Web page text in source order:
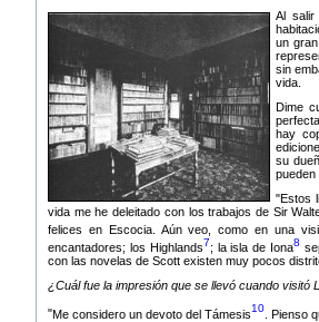
Al salir
un
sin
vida.
Dime
hay
su
pueden
Estos
vida me he deleitado con los trabajos de Sir
felices en Escocia. Aún veo, como en una
encantadores; los Highlands7; la isla de Iona8
con las novelas de Scott existen muy pocos
¿Cuál fue la impresión que se llevó cuando visitó
Me considero un devoto del Támesis10 . Pienso